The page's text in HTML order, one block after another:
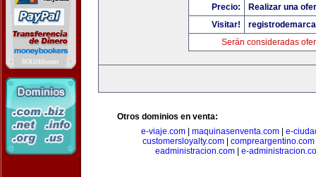
Precio:
Realizar una
Visitar!
Serán consideradas
Otros dominios en venta:
e-viaje.com| maquinasenventa.com| e-
customersloyalty.com| compreargentino.com
eadministracion.com
e-